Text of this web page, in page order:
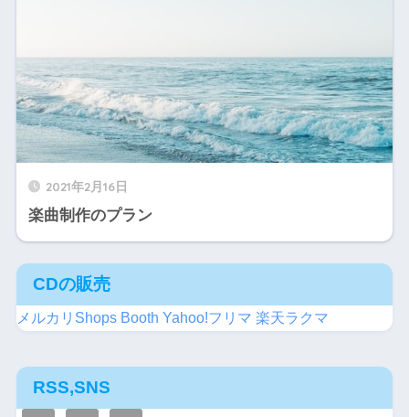
2021年2月16日
楽曲制作のプラン
CDの販売
メルカリShops Booth Yahoo!フリマ 楽天ラクマ
RSS,SNS